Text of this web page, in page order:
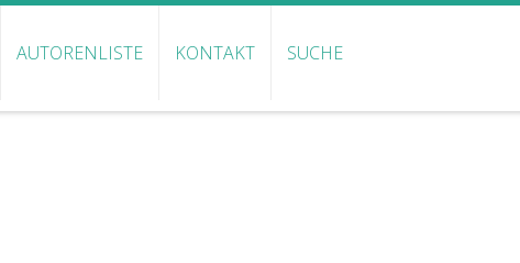
AUTORENLISTE KONTAKT SUCHE